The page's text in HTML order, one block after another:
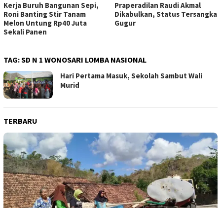
Praperadilan Raudi Akmal
Dikabulkan, Status Tersangka
Gugur
Dompet Dhuafa Salurkan 150
Ribu Liter Air Bersih ke
Pelosok Gunungkidul
TAG:SD N 1 WONOSARI LOMBA NASIONAL
Hari Pertama Masuk, Sekolah Sambut Wali
Murid
TERBARU